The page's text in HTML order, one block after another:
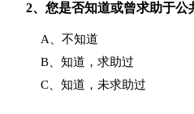
2、 您是否知道或曾求助于公
A、不知道
B、知道，求助过
C、知道，未求助过